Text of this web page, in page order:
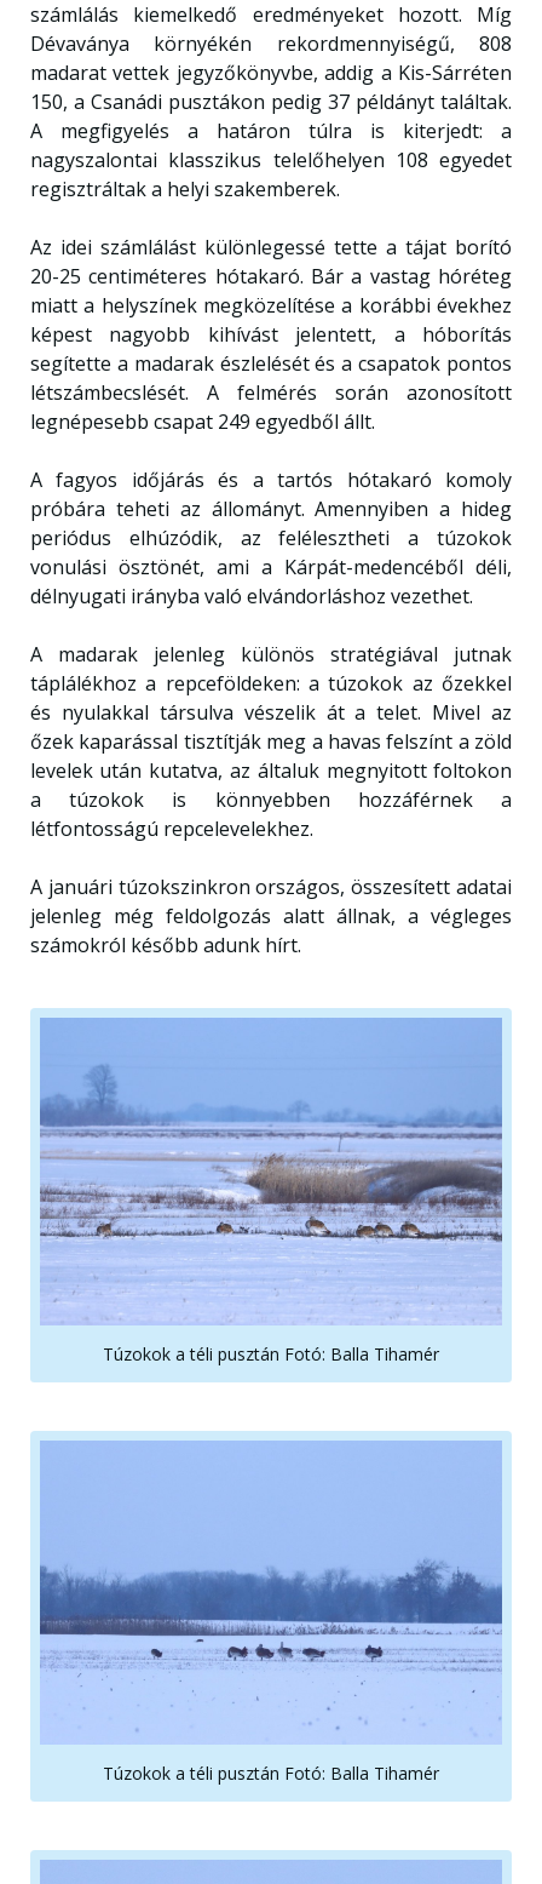
számlálás kiemelkedő eredményeket hozott. Míg
Dévaványa környékén rekordmennyiségű, 808
madarat vettek jegyzőkönyvbe, addig a Kis-Sárréten
150, a Csanádi pusztákon pedig 37 példányt találtak.
A megfigyelés a határon túlra is kiterjedt: a
nagyszalontai klasszikus telelőhelyen 108 egyedet
regisztráltak a helyi szakemberek.
Az idei számlálást különlegessé tette a tájat borító
20-25 centiméteres hótakaró. Bár a vastag hóréteg
miatt a helyszínek megközelítése a korábbi évekhez
képest nagyobb kihívást jelentett, a hóborítás
segítette a madarak észlelését és a csapatok pontos
létszámbecslését. A felmérés során azonosított
legnépesebb csapat 249 egyedből állt.
A fagyos időjárás és a tartós hótakaró komoly
próbára teheti az állományt. Amennyiben a hideg
periódus elhúzódik, az felélesztheti a túzokok
vonulási ösztönét, ami a Kárpát-medencéből déli,
délnyugati irányba való elvándorláshoz vezethet.
A madarak jelenleg különös stratégiával jutnak
táplálékhoz a repceföldeken: a túzokok az őzekkel
és nyulakkal társulva vészelik át a telet. Mivel az
őzek kaparással tisztítják meg a havas felszínt a zöld
levelek után kutatva, az általuk megnyitott foltokon
a túzokok is könnyebben hozzáférnek a
létfontosságú repcelevelekhez.
A januári túzokszinkron országos, összesített adatai
jelenleg még feldolgozás alatt állnak, a végleges
számokról később adunk hírt.
Túzokok a téli pusztán Fotó: Balla Tihamér
Túzokok a téli pusztán Fotó: Balla Tihamér